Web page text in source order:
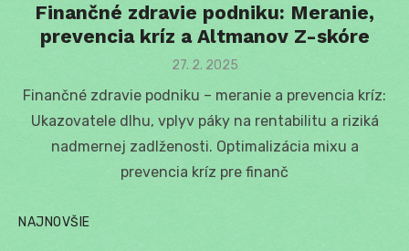
Finančné zdravie podniku: Meranie,
prevencia kríz a Altmanov Z-skóre
Posted
27. 2. 2025
Finančné zdravie podniku – meranie a prevencia kríz:
Ukazovatele dlhu, vplyv páky na rentabilitu a riziká
nadmernej zadlženosti. Optimalizácia mixu a
prevencia kríz pre finanč
NAJNOVŠIE